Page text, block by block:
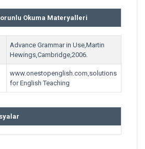
Okuma Materyalleri
Advance Grammar in Use,Martin
Hewings,Cambridge,2006.
www.onestopenglish.com,solutions
for English Teaching